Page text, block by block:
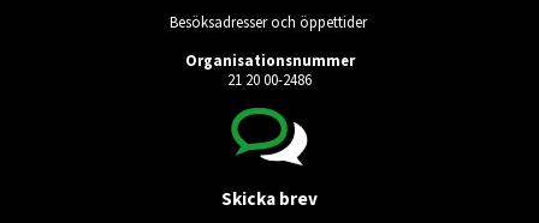
Besöksadresser och öppettider
Organisationsnummer
21 20 00-2486
Skicka brev